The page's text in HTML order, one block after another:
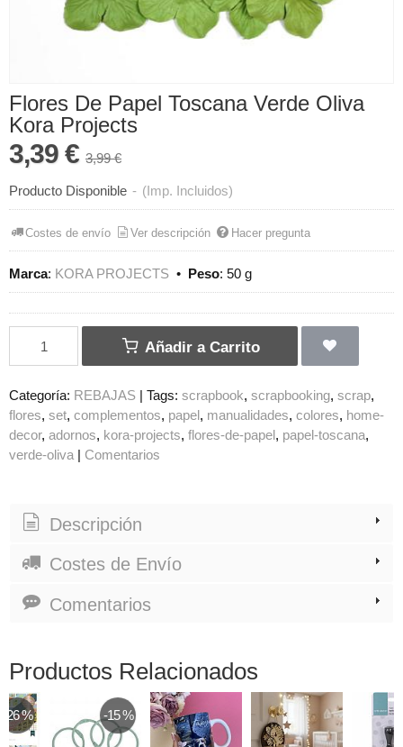
Flores De Papel Toscana Verde Oliva
Kora Projects
3,39 € 3,99 €
Producto Disponible - (Imp. Incluidos)
Costes de envío Ver descripción Hacer pregunta
Marca: KORA PROJECTS • Peso: 50 g
Añadir a Carrito
Categoría: REBAJAS Tags: scrapbook scrapbooking scrap
flores set complementos papel manualidades colores
home-
decor adornos kora-projects flores-de-papel
papel-toscana
verde-oliva
Comentarios
Descripción
Costes de Envío
Comentarios
Productos Relacionados
-26 % -15 %